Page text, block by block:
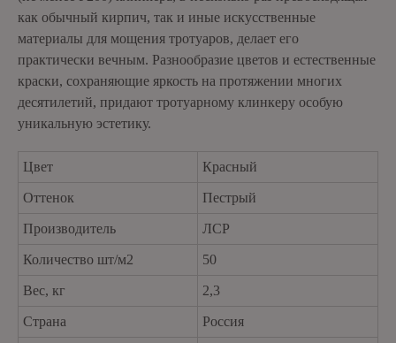
как обычный кирпич, так и иные искусственные
материалы для мощения тротуаров, делает его
практически вечным. Разнообразие цветов и естественные
краски, сохраняющие яркость на протяжении многих
десятилетий, придают тротуарному клинкеру особую
уникальную эстетику.
Цвет Красный
Оттенок Пестрый
Производитель ЛСР
Количество шт/м2 50
Вес, кг 2,3
Страна Россия